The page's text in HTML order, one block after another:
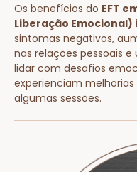
Os benefícios do EFT
Liberação Emocional)
sintomas negativos,
nas relações pessoais
lidar com desafios
experienciam
algumas sessões.